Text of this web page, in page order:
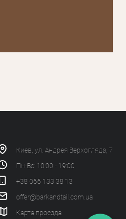
Киев, ул. Андрея Верхогляда, 7
Пн-Вс: 10:00 - 19:00
+38 066 133 38 13
offer@barkandtail.com.ua
Карта проезда